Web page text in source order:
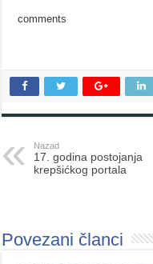
comments
Nazad
17. godina postojanja
krepšićkog portala
Povezani članci